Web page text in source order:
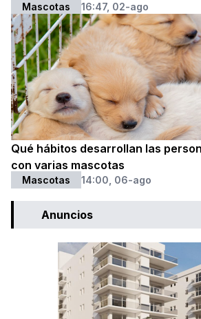
Mascotas 16:47, 02-ago
Qué hábitos desarrollan las
con varias mascotas
Mascotas 14:00, 06-ago
Anuncios